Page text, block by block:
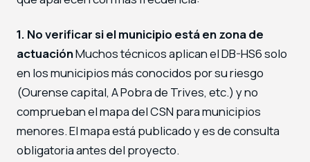
1. No verificar si el municipio está en zona de
actuaciónMuchos técnicos aplican el DB-HS6 solo
en los municipios más conocidos por su riesgo
(Ourense capital, A Pobra de Trives, etc.) y no
comprueban el mapa del CSN para municipios
menores. El mapa está publicado y es de consulta
obligatoria antes del proyecto.